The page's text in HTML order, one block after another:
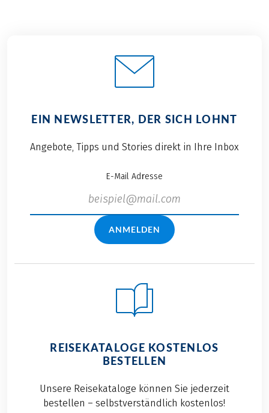
EIN NEWSLETTER, DER SICH LOHNT
Angebote, Tipps und Stories direkt in Ihre Inbox
E-Mail Adresse
ANMELDEN
REISEKATALOGE KOSTENLOS
BESTELLEN
Unsere Reisekataloge können Sie jederzeit
bestellen – selbstverständlich kostenlos!